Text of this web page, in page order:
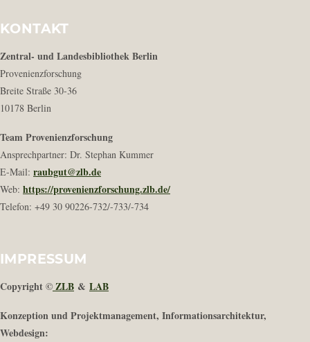
KONTAKT
Zentral- und Landesbibliothek Berlin
Provenienzforschung
Breite Straße 30-36
10178 Berlin
Team Provenienzforschung
Ansprechpartner: Dr. Stephan Kummer
E-Mail: raubgut@zlb.de
Web: https://provenienzforschung.zlb.de/
Telefon: +49 30 90226-732/-733/-734
IMPRESSUM
Copyright ©ZLB & LAB
Konzeption und Projektmanagement, Informationsarchitektur,
Webdesign: